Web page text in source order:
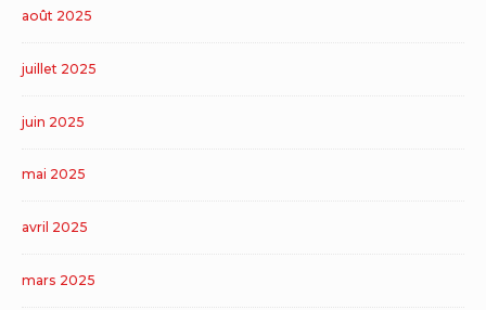
août 2025
juillet 2025
juin 2025
mai 2025
avril 2025
mars 2025